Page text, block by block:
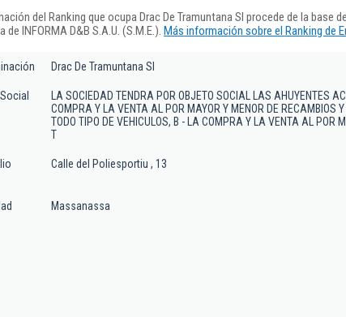
del Ranking que ocupa Drac De Tramuntana Sl procede de la base
de INFORMA D&B S.A.U. (S.M.E.). Más información sobre el Ranking de
Drac De Tramuntana Sl
LA SOCIEDAD TENDRA POR OBJETO SOCIAL LAS AHUYENTES
COMPRA Y LA VENTA AL POR MAYOR Y MENOR DE RECAMBIOS
TODO TIPO DE VEHICULOS, B - LA COMPRA Y LA VENTA AL POR
T
Calle del Poliesportiu , 13
Massanassa